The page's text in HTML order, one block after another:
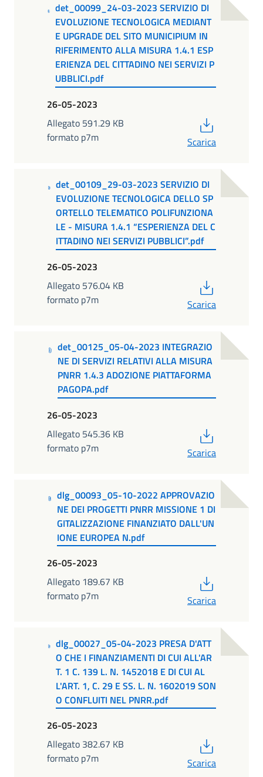
det_00099_24-03-2023 SERVIZIO DI
EVOLUZIONE TECNOLOGICA MEDIANT
E UPGRADE DEL SITO MUNICIPIUM IN
RIFERIMENTO ALLA MISURA 1.4.1 ESP
ERIENZA DEL CITTADINO NEI SERVIZI P
UBBLICI.pdf
26-05-2023
Allegato 591.29 KB
formato p7m
Scarica
det_00109_29-03-2023 SERVIZIO DI
EVOLUZIONE TECNOLOGICA DELLO SP
ORTELLO TELEMATICO POLIFUNZIONA
LE - MISURA 1.4.1 “ESPERIENZA DEL C
ITTADINO NEI SERVIZI PUBBLICI”.pdf
26-05-2023
Allegato 576.04 KB
formato p7m
Scarica
det_00125_05-04-2023 INTEGRAZIO
NE DI SERVIZI RELATIVI ALLA MISURA
PNRR 1.4.3 ADOZIONE PIATTAFORMA
PAGOPA.pdf
26-05-2023
Allegato 545.36 KB
formato p7m
Scarica
dlg_00093_05-10-2022 APPROVAZIO
NE DEI PROGETTI PNRR MISSIONE 1 DI
GITALIZZAZIONE FINANZIATO DALL'UN
IONE EUROPEA N.pdf
26-05-2023
Allegato 189.67 KB
formato p7m
Scarica
dlg_00027_05-04-2023 PRESA D'ATT
O CHE I FINANZIAMENTI DI CUI ALL'AR
T. 1 C. 139 L. N. 1452018 E DI CUI AL
L'ART. 1, C. 29 E SS. L. N. 1602019 SON
O CONFLUITI NEL PNRR.pdf
26-05-2023
Allegato 382.67 KB
formato p7m
Scarica